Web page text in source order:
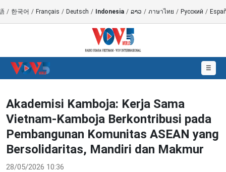
/ 한국어 / Français / Deutsch / Indonesia / ລາວ / ภาษาไทย / Русский /
☰
Akademisi Kamboja: Kerja Sama
Vietnam-Kamboja Berkontribusi pada
Pembangunan Komunitas ASEAN yang
Bersolidaritas, Mandiri dan Makmur
28/05/2026 10:36